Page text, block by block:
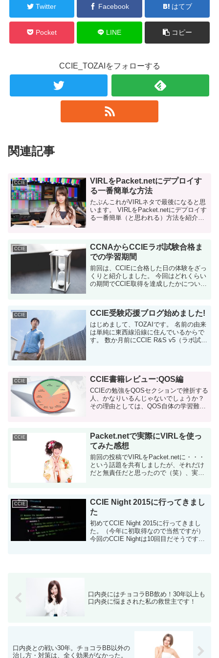
Twitter Facebook はてブ
Pocket LINE コピー
CCIE_TOZAIをフォローする
関連記事
CCIE
VIRLをPacket.netにデプロイす
る一番簡単な方法
たぶんこれがVIRLネタで最後になると思
います。 VIRLをPacket.netにデプロイす
る一番簡単（と思われる）方法を紹介し
CCIE
CCNAからCCIEラボ試験合格ま
での学習期間
前回は、CCIEに合格した日の体験をざっ
くりと紹介しました。 今回はどれくらい
の期間でCCIE取得を達成したかについて
た。 これは勉強時間ではなく...
CCIE CCIE受験応援ブログ始めました!
はじめまして、TOZAIです。 名前の由来
は単純に東西線沿線に住んでいるからで
す。 数か月前にCCIE R&S v5（ラボ試
CCIE CCIE書籍レビュー:QOS編
CCIEの勉強をQOSセクションで挫折する
人、かなりいるんじゃないでしょうか？
その理由としては、QOS自体の学習難易
OSPFとかL2テクノロジーとかはC...
CCIE
Packet.netで実際にVIRLを使っ
てみた感想
前回の投稿でVIRLをPacket.netに・・・
という話題を共有しましたが、それだけ
だと無責任だと思ったので（笑）、実際
CCIE
CCIE Night 2015に行ってきまし
た
初めてCCIE Night 2015に行ってきまし
た。（今年に初取得なので当然ですが）
今回のCCIE Nightは10回目だそうです。
口内炎にはチョコラBB飲め！30年以上も
口内炎に悩まされた私の救世主です！
口内炎との戦い30年。チョコラBB以外の
治し方・対策は、全く効果がなかった。